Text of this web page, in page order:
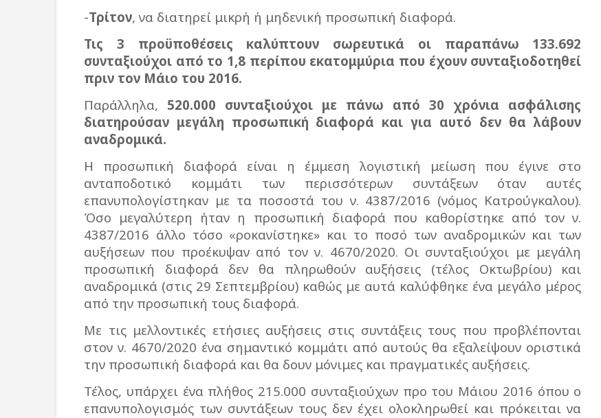
-Τρίτον, να διατηρεί μικρή ή μηδενική προσωπική διαφορά.
Τις 3 προϋποθέσεις καλύπτουν σωρευτικά οι παραπάνω 133.692
συνταξιούχοι από το 1,8 περίπου εκατομμύρια που έχουν συνταξιοδοτηθεί
πριν τον Μάιο του 2016.
Παράλληλα, 520.000 συνταξιούχοι με πάνω από 30 χρόνια ασφάλισης
διατηρούσαν μεγάλη προσωπική διαφορά και για αυτό δεν θα λάβουν
αναδρομικά.
Η προσωπική διαφορά είναι η έμμεση λογιστική μείωση που έγινε στο
ανταποδοτικό κομμάτι των περισσότερων συντάξεων όταν αυτές
επανυπολογίστηκαν με τα ποσοστά του ν. 4387/2016 (νόμος Κατρούγκαλου).
Όσο μεγαλύτερη ήταν η προσωπική διαφορά που καθορίστηκε από τον ν.
4387/2016 άλλο τόσο «ροκανίστηκε» και το ποσό των αναδρομικών και των
αυξήσεων που προέκυψαν από τον ν. 4670/2020. Οι συνταξιούχοι με μεγάλη
προσωπική διαφορά δεν θα πληρωθούν αυξήσεις (τέλος Οκτωβρίου) και
αναδρομικά (στις 29 Σεπτεμβρίου) καθώς με αυτά καλύφθηκε ένα μεγάλο μέρος
από την προσωπική τους διαφορά.
Με τις μελλοντικές ετήσιες αυξήσεις στις συντάξεις τους που προβλέπονται
στον ν. 4670/2020 ένα σημαντικό κομμάτι από αυτούς θα εξαλείψουν οριστικά
την προσωπική διαφορά και θα δουν μόνιμες και πραγματικές αυξήσεις.
Τέλος, υπάρχει ένα πλήθος 215.000 συνταξιούχων προ του Μάιου 2016 όπου ο
επανυπολογισμός των συντάξεων τους δεν έχει ολοκληρωθεί και πρόκειται να